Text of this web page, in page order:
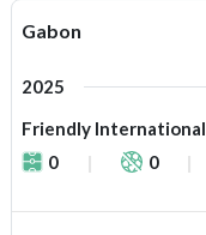
Gabon
2025
Friendly International
0
0